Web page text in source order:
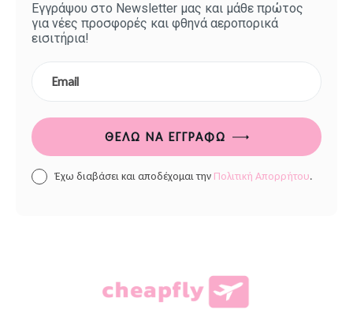
Εγγράψου στο Newsletter μας και μάθε πρώτος
για νέες προσφορές και φθηνά αεροπορικά
εισιτήρια!
ΘΈΛΩ ΝΑ ΕΓΓΡΑΦΏ
Έχω διαβάσει και αποδέχομαι την Πολιτική Απορρήτου.